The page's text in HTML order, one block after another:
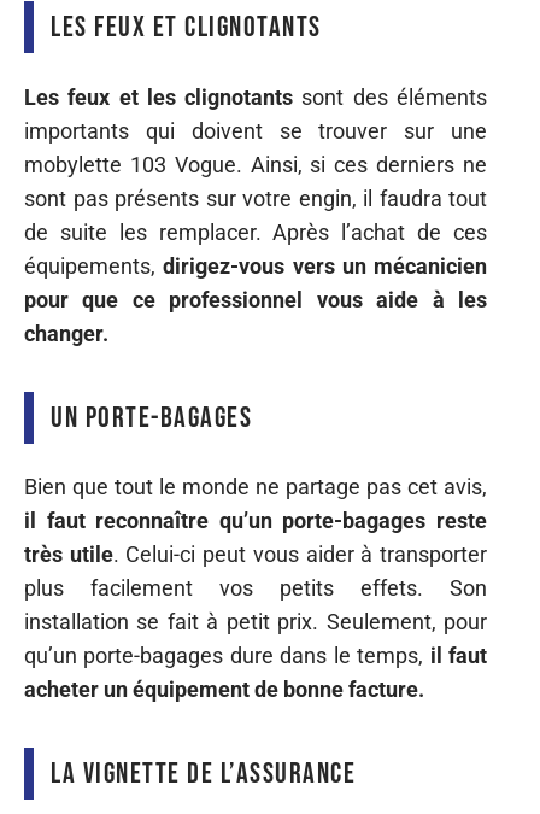
Les feux et clignotants
Les feux et les clignotants sont des éléments
importants qui doivent se trouver sur une
mobylette 103 Vogue. Ainsi, si ces derniers ne
sont pas présents sur votre engin, il faudra tout
de suite les remplacer. Après l’achat de ces
équipements,dirigez-vous vers un mécanicien
pour que ce professionnel vous aide à les
changer.
Un porte-bagages
Bien que tout le monde ne partage pas cet avis,
il faut reconnaître qu’un porte-bagages reste
très utile. Celui-ci peut vous aider à transporter
plus facilement vos petits effets. Son
installation se fait à petit prix. Seulement, pour
qu’un porte-bagages dure dans le temps, il faut
acheter un équipement de bonne facture.
La vignette de l’assurance